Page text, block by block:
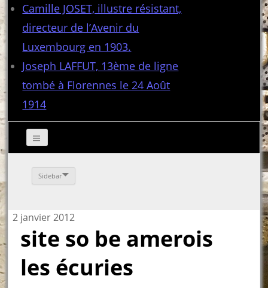
Camille JOSET, illustre résistant,
directeur de l’Avenir du
Luxembourg en 1903.
Joseph LAFFUT, 13ème de ligne
tombé à Florennes le 24 Août
1914
Sidebar
2 janvier 2012
site so be amerois
les écuries